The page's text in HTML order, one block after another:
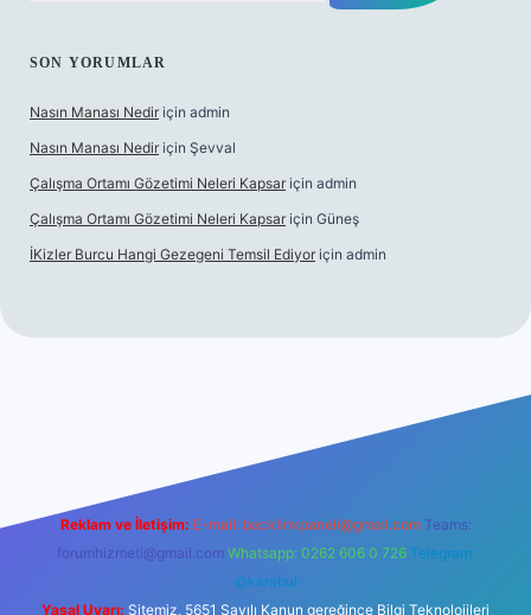
SON YORUMLAR
Nasın Manası Nedir için admin
Nasın Manası Nedir için Şevval
Çalışma Ortamı Gözetimi Neleri Kapsar için admin
Çalışma Ortamı Gözetimi Neleri Kapsar için Güneş
İKizler Burcu Hangi Gezegeni Temsil Ediyor için admin
Reklam ve İletişim: E-mail: backlinkpaneli@gmail.com Teams:
forumhizmeti@gmail.com Whatsapp: 0262 606 0 726 Telegram:
@karabul
Yasal Uyarı: Sitemiz, 5651 Sayılı Kanun gereğince Bilgi Teknolojileri